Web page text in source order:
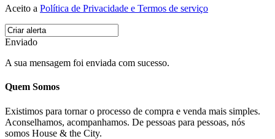
Aceito a Política de Privacidade e Termos de serviço
Enviado
A sua mensagem foi enviada com sucesso.
Quem Somos
Existimos para tornar o processo de compra e venda mais simples.
Aconselhamos, acompanhamos. De pessoas para pessoas, nós
somos House & the City.